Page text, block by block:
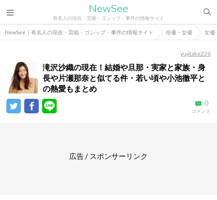
NewSee
有名人の現在・芸能・ゴシップ・事件の情報サイト
NewSee｜有名人の現在・芸能・ゴシップ・事件の情報サイト 俳優・女優 女優
yujitake226
滝沢沙織の現在！結婚や旦那・実家と家族・身
長や片瀬那奈と似てる件・若い頃や小池徹平と
の熱愛もまとめ
0
コメント
広告 / スポンサーリンク